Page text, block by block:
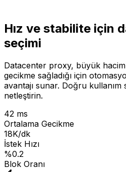
Hız ve stabilite için
seçimi
Datacenter proxy, büyük
gecikme sağladığı için
avantajı sunar. Doğru
netleştirin.
42 ms
Ortalama Gecikme
18K/dk
İstek Hızı
%0.2
Blok Oranı